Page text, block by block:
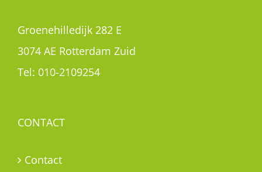
Groenehilledijk 282 E
3074 AE Rotterdam Zuid
Tel: 010-2109254
CONTACT
Contact